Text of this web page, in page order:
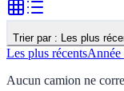
Trier par : Les plus
Les plus récents
Aucun camion ne